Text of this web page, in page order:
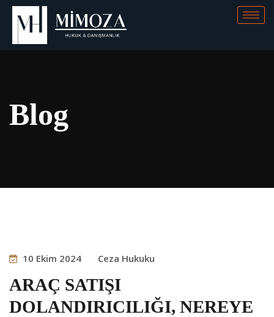
Blog
10 Ekim 2024 Ceza Hukuku
ARAÇ SATIŞI
DOLANDIRICILIĞI, NEREYE